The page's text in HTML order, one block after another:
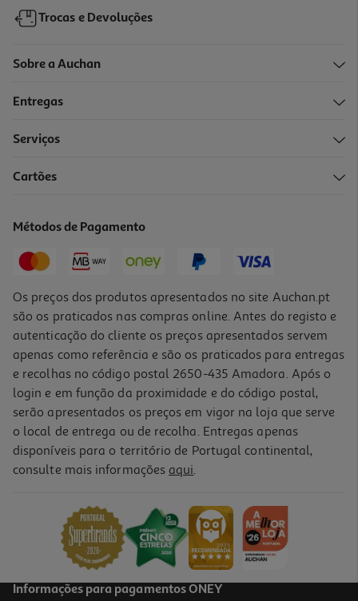
Champô Trikare K Anti Seborreico 200ml
22,89 €
Trocas e Devoluções
Sobre a Auchan
Entregas
Serviços
Cartões
Métodos de Pagamento
Os preços dos produtos apresentados no site Auchan.pt
são os praticados nas compras online. Antes do registo e
autenticação do cliente os preços apresentados servem
apenas como referência e são os praticados para entregas
e recolhas no código postal 2650-435 Amadora. Após o
login e em função da proximidade e do código postal,
serão apresentados os preços em vigor na loja que serve
o local de entrega ou de recolha. Entregas apenas
disponíveis para o território de Portugal continental,
consulte mais informações aqui.
Informações para pagamentos ONEY